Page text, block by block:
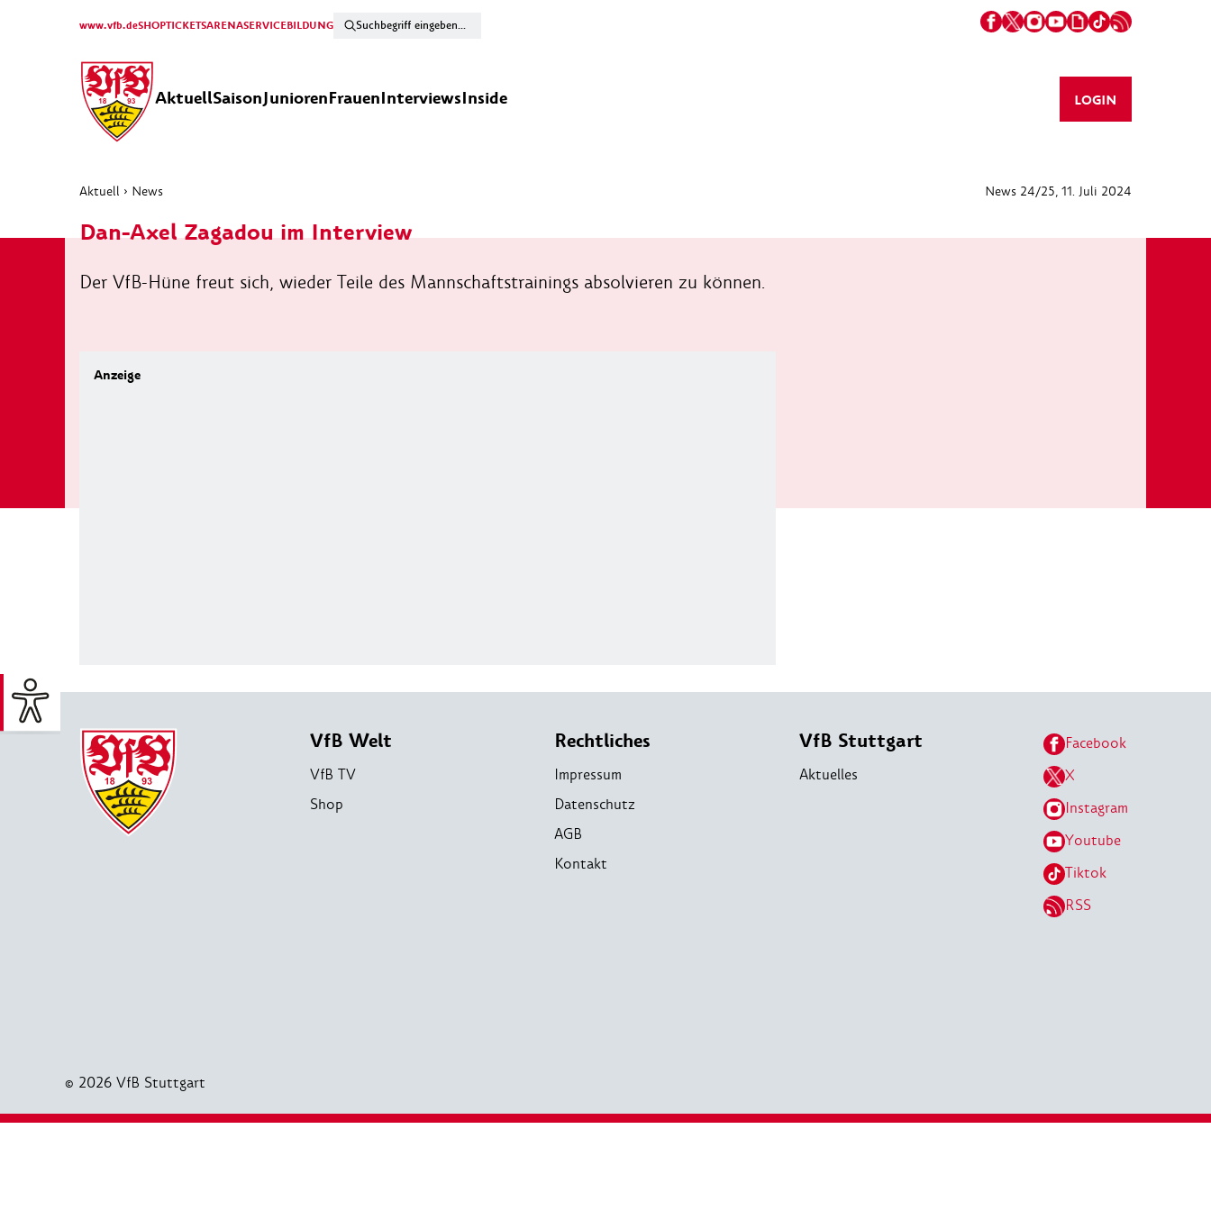
www.vfb.deSHOPTICKETSARENASERVICEBILDUNG
AktuellSaisonJuniorenFrauenInterviewsInside LOGIN
Aktuell › News News 24/25, 11. Juli 2024
Dan-Axel Zagadou im Interview
Der VfB-Hüne freut sich, wieder Teile des Mannschaftstrainings absolvieren zu können.
VfB Welt
VfB TV
Shop
Rechtliches
Impressum
Datenschutz
AGB
Kontakt
VfB Stuttgart
Aktuelles
Facebook
X
Instagram
Youtube
Tiktok
RSS
© 2026 VfB Stuttgart